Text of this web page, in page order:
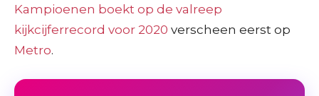
Kampioenen boekt op de valreep
kijkcijferrecord voor 2020 verscheen eerst op
Metro.